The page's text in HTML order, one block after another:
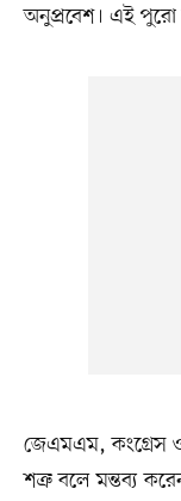
অনুপ্রবেশ। এই পুরো
জেএমএম, কংগ্রেস
শত্রু বলে মন্তব্য করেন